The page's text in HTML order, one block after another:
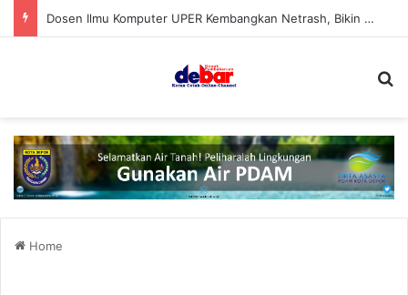
Dosen Ilmu Komputer UPER Kembangkan Netrash, Bikin Pengelolaan Sampah Makin Efisien
Home